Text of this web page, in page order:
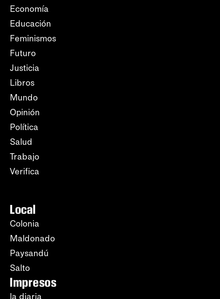
Economía
Educación
Feminismos
Futuro
Justicia
Libros
Mundo
Opinión
Política
Salud
Trabajo
Verifica
Local
Colonia
Maldonado
Paysandú
Salto
Impresos
la diaria